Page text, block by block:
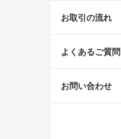
お取引の流れ
よくあるご質問
お問い合わせ